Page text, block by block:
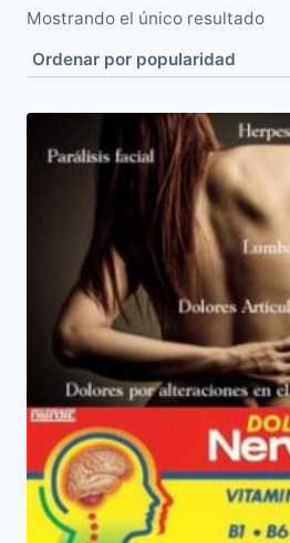
Mostrando el único resultado